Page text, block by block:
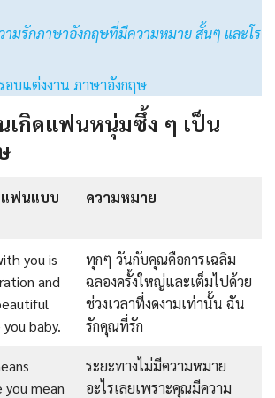
ามรักภาษาอังกฤษที่มีความหมาย สั้นๆ และโร
บแต่งงาน ภาษาอังกฤษ
เกิดแฟนหนุ่มซึ้ง ๆ เป็น
แฟนแบบ
ความหมาย
you is
and
baby.
ทุกๆ วันกับคุณคือการเฉลิม
ฉลองครั้งใหญ่และเต็มไปด้วย
ช่วงเวลาที่งดงามเท่านั้น ฉัน
รักคุณที่รัก
mean
ระยะทางไม่มีความหมาย
อะไรเลยเพราะคุณมีความ